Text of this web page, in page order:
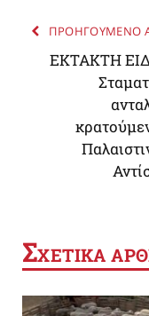
ΠΡΟΗΓΟΥΜΕΝΟ
ΕΚΤΑΚΤΗ
ΣΧΕΤΙΚΑ